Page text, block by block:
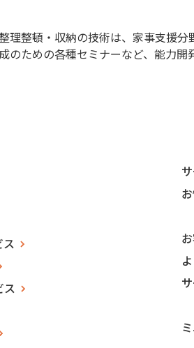
理整頓・収納の技術は、家事支援
のための各種セミナーなど、能力開
ス
ス